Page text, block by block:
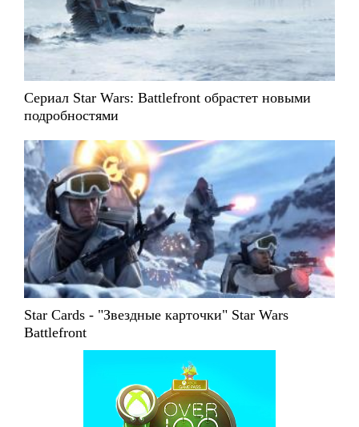
Сериал Star Wars: Battlefront обрастет новыми
подробностями
Star Cards - "Звездные карточки" Star Wars
Battlefront